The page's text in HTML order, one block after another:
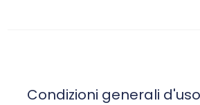
Condizioni generali